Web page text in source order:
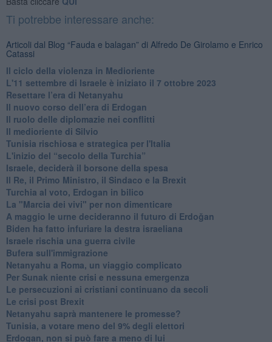
Ti potrebbe interessare anche:
Articoli dal Blog “Fauda e balagan” di Alfredo De Girolamo e Enrico
Catassi
Il ciclo della violenza in Medioriente
L'11 settembre di Israele è iniziato il 7 ottobre 2023
Resettare l’era di Netanyahu
​Il nuovo corso dell’era di Erdogan
Il ruolo delle diplomazie nei conflitti
Il medioriente di Silvio
Tunisia rischiosa e strategica per l'Italia
L'inizio del “secolo della Turchia”
Israele, deciderà il borsone della spesa
Il Re, il Primo Ministro, il Sindaco e la Brexit
Turchia al voto, Erdogan in bilico
La "Marcia dei vivi" per non dimenticare
A maggio le urne decideranno il futuro di Erdoğan
Biden ha fatto infuriare la destra israeliana
Israele rischia una guerra civile
Bufera sull'immigrazione
Netanyahu a Roma, un viaggio complicato
Per Sunak niente crisi e nessuna emergenza
Le persecuzioni ai cristiani continuano da secoli
Le crisi post Brexit
Netanyahu saprà mantenere le promesse?
Tunisia, a votare meno del 9% degli elettori
Erdogan, non si può fare a meno di lui